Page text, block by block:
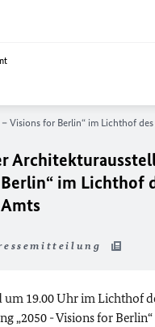
Visions for Berlin“ im Lichthof
im Lichthof
um 19.00 Uhr im Lichthof
„2050 - Visions for